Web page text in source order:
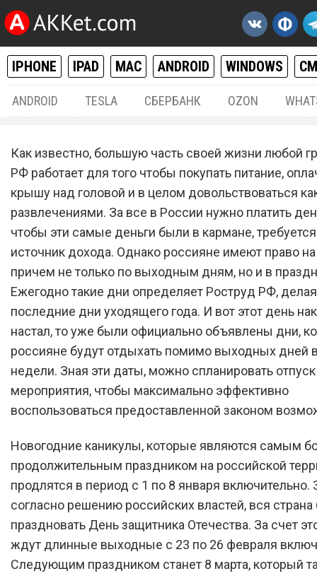
IPHONE IPAD MAC ANDROID WINDOWS
ANDROID TESLA СБЕРБАНК OZON
Официально объявлены
праздничные дни, когда
россияне будут отдыхать
2023 году
Как известно, большую часть своей жизни любой
РФ работает для того чтобы покупать питание,
крышу над головой и в целом довольствоваться
развлечениями. За все в России нужно платить
чтобы эти самые деньги были в кармане,
источник дохода. Однако россияне имеют право
причем не только по выходным дням, но и в
Ежегодно такие дни определяет Роструд РФ,
последние дни уходящего года. И вот этот день
настал, то уже были официально объявлены дни,
россияне будут отдыхать помимо выходных дней
недели. Зная эти даты, можно спланировать
мероприятия, чтобы максимально эффективно
воспользоваться предоставленной законом
Новогодние каникулы, которые являются самым
продолжительным праздником на российской
продлятся в период с 1 по 8 января включительно.
согласно решению российских властей, вся страна
праздновать День защитника Отечества. За счет
ждут длинные выходные с 23 по 26 февраля
Следующим праздником станет 8 марта, который